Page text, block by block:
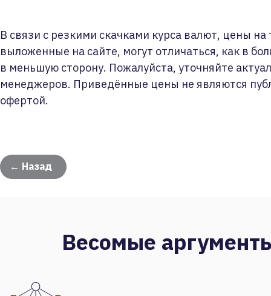
В связи с резкими скачками курса валют, цены на
выложенные на сайте, могут отличаться, как в
в меньшую сторону. Пожалуйста, уточняйте
менеджеров. Приведённые цены не являются
офертой.
← Назад
Весомые